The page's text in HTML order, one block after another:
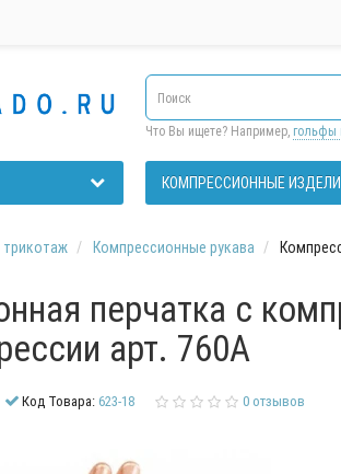
Что Вы ищете? Например, гольфы
КОМПРЕССИОННЫЕ
Компрессионные рукава
перчатка с
арт. 760A
Код Товара: 623-18 0 отзывов